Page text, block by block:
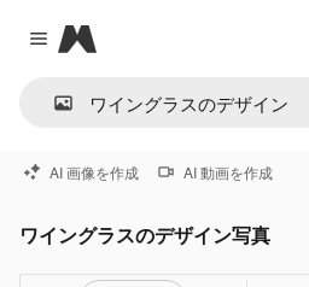
Close menu
Magnific
AI 画像を作成 AI 動画を作成
ワイングラスのデザイン写真